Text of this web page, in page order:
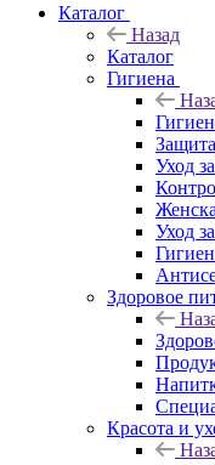
Каталог
Назад
Каталог
Гигиена
Уход
Уход
Здоровое
Красота и